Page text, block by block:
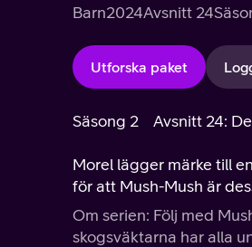
Barn2024Avsnitt 24
Utforska paket
Säsong 2 Avsnitt 24:
Morel lägger märke till
för att Mush-Mush är
Om serien: Följ med
skogsväktarna har alla